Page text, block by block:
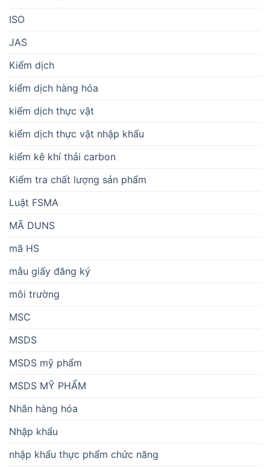
ISO
JAS
Kiểm dịch
kiểm dịch hàng hóa
kiểm dịch thực vật
kiểm dịch thực vật nhập khẩu
kiểm kê khí thải carbon
Kiểm tra chất lượng sản phẩm
Luật FSMA
MÃ DUNS
mã HS
mẫu giấy đăng ký
môi trường
MSC
MSDS
MSDS mỹ phẩm
MSDS MỸ PHẨM
Nhãn hàng hóa
Nhập khẩu
nhập khẩu thực phẩm chức năng